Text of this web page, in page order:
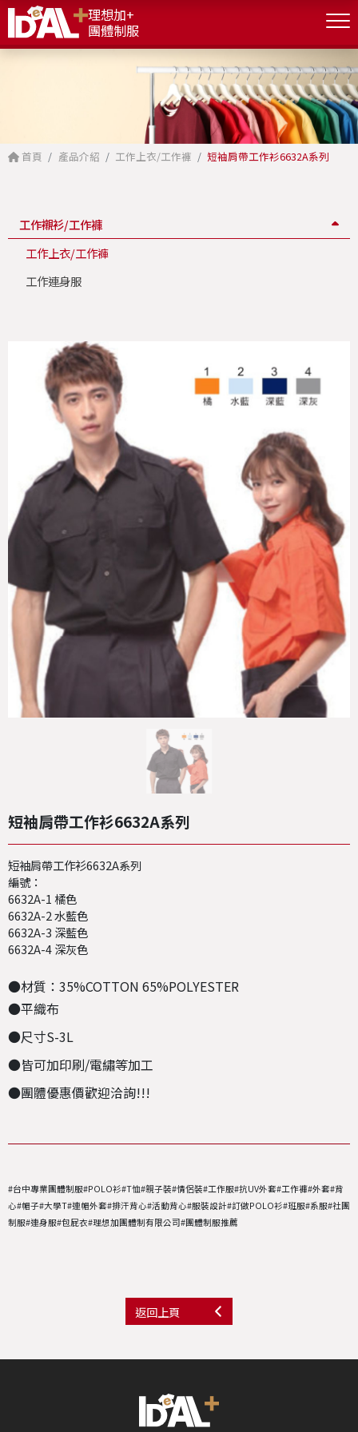
理想加+
團體制服
首頁 產品介紹 工作上衣/工作褲 短袖肩帶工作衫6632A系列
工作襯衫/工作褲
工作上衣/工作褲
工作連身服
短袖肩帶工作衫6632A系列
短袖肩帶工作衫6632A系列
編號：
6632A-1 橘色
6632A-2 水藍色
6632A-3 深藍色
6632A-4 深灰色
●材質：35%COTTON 65%POLYESTER
●平織布
●尺寸S-3L
●皆可加印刷/電繡等加工
●團體優惠價歡迎洽詢!!!
#台中專業團體制服#POLO衫#T恤#親子裝#情侶裝#工作服#抗UV外套#工作褲#外套#背
心#帽子#大學T#連帽外套#排汗背心#活動背心#服裝設計#訂做POLO衫#班服#系服#社團
制服#連身服#包屁衣#理想加團體制有限公司#團體制服推薦
返回上頁